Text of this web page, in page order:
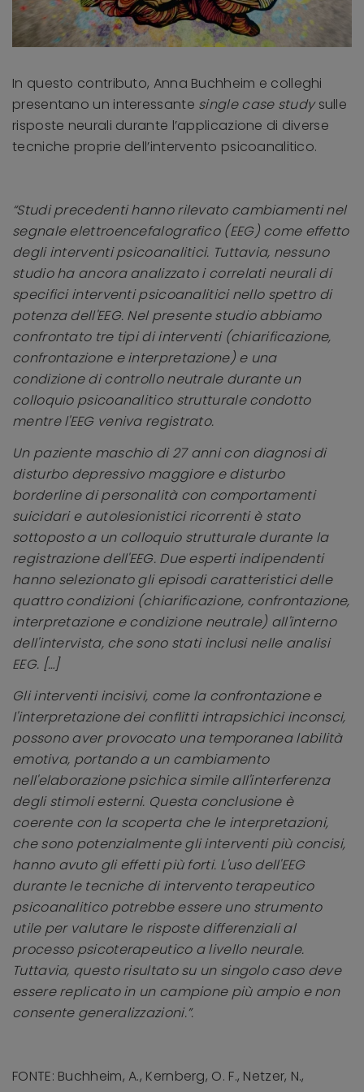
In questo contributo, Anna Buchheim e colleghi
presentano un interessante single case studysulle
risposte neurali durante l’applicazione di diverse
tecniche proprie dell’intervento psicoanalitico.
“Studi precedenti hanno rilevato cambiamenti nel
segnale elettroencefalografico (EEG) come effetto
degli interventi psicoanalitici. Tuttavia, nessuno
studio ha ancora analizzato i correlati neurali di
specifici interventi psicoanalitici nello spettro di
potenza dell'EEG. Nel presente studio abbiamo
confrontato tre tipi di interventi (chiarificazione,
confrontazione e interpretazione) e una
condizione di controllo neutrale durante un
colloquio psicoanalitico strutturale condotto
mentre l'EEG veniva registrato.
Un paziente maschio di 27 anni con diagnosi di
disturbo depressivo maggiore e disturbo
borderline di personalità con comportamenti
suicidari e autolesionistici ricorrenti è stato
sottoposto a un colloquio strutturale durante la
registrazione dell'EEG. Due esperti indipendenti
hanno selezionato gli episodi caratteristici delle
quattro condizioni (chiarificazione, confrontazione,
interpretazione e condizione neutrale) all'interno
dell'intervista, che sono stati inclusi nelle analisi
EEG. […]
Gli interventi incisivi, come la confrontazione e
l'interpretazione dei conflitti intrapsichici inconsci,
possono aver provocato una temporanea labilità
emotiva, portando a un cambiamento
nell'elaborazione psichica simile all'interferenza
degli stimoli esterni. Questa conclusione è
coerente con la scoperta che le interpretazioni,
che sono potenzialmente gli interventi più concisi,
hanno avuto gli effetti più forti. L'uso dell'EEG
durante le tecniche di intervento terapeutico
psicoanalitico potrebbe essere uno strumento
utile per valutare le risposte differenziali al
processo psicoterapeutico a livello neurale.
Tuttavia, questo risultato su un singolo caso deve
essere replicato in un campione più ampio e non
consente generalizzazioni.”.
FONTE: Buchheim, A., Kernberg, O. F., Netzer, N.,